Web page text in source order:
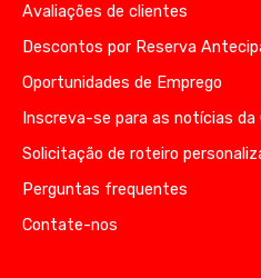
Avaliações de clientes
Descontos por Reserva
Oportunidades de Emprego
Inscreva-se para as notícias da
Solicitação de roteiro
Perguntas frequentes
Contate-nos